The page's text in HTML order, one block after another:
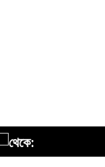
থেকে: